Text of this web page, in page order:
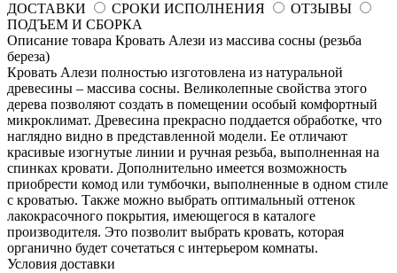
ДОСТАВКИ
СРОКИ ИСПОЛНЕНИЯ
ОТЗЫВЫ
ПОДЪЕМ И СБОРКА
Описание товара Кровать Алези из массива сосны (резьба
береза)
Кровать Алези полностью изготовлена из натуральной
древесины – массива сосны. Великолепные свойства этого
дерева позволяют создать в помещении особый комфортный
микроклимат. Древесина прекрасно поддается обработке, что
наглядно видно в представленной модели. Ее отличают
красивые изогнутые линии и ручная резьба, выполненная на
спинках кровати. Дополнительно имеется возможность
приобрести комод или тумбочки, выполненные в одном стиле
с кроватью. Также можно выбрать оптимальный оттенок
лакокрасочного покрытия, имеющегося в каталоге
производителя. Это позволит выбрать кровать, которая
органично будет сочетаться с интерьером комнаты.
Условия доставки